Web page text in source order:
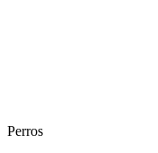
Perros